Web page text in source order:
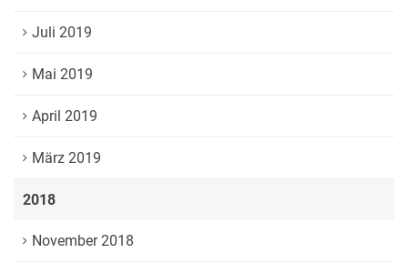
Juli 2019
Mai 2019
April 2019
März 2019
2018
November 2018